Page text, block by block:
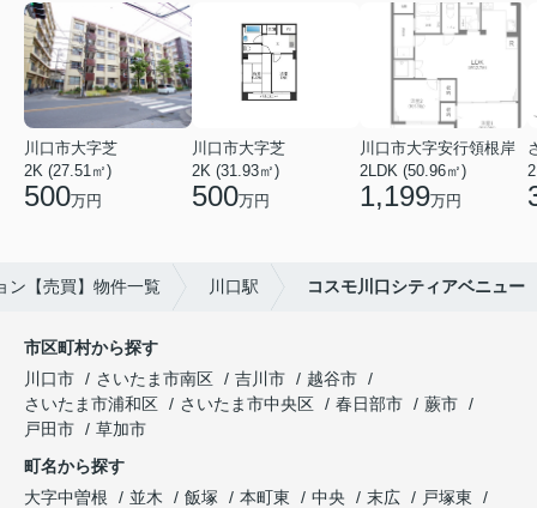
川口市大字芝
2K (27.51㎡)
500万円
川口市大字芝
2K (31.93㎡)
500万円
川口市大字安行領根岸
2LDK (50.96㎡)
1,199万円
ン【売買】物件一覧 川口駅 コスモ川口シティアベニュー
市区町村から探す
川口市
さいたま市南区 吉川市
越谷市
さいたま市浦和区
さいたま市中央区 春日部市
蕨市
戸田市
草加市
町名から探す
大字中曽根
並木 飯塚 本町東 中央 末広
戸塚東